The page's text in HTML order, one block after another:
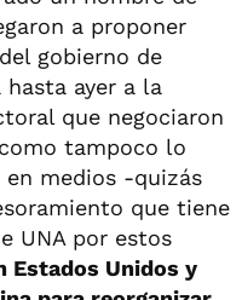
a proponer
gobierno de
hasta ayer a la
que negociaron
tampoco lo
en medios -quizás
que tiene
UNA por estos
Estados Unidos y